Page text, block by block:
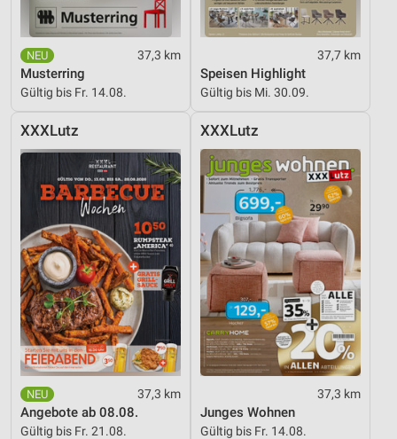
37,3 km
Musterring
Gültig bis Fr. 14.08.
37,7 km
Speisen Highlight
Gültig bis Mi. 30.09.
XXXLutz
37,3 km
Angebote ab 08.08.
Gültig bis Fr. 21.08.
XXXLutz
37,3 km
Junges Wohnen
Gültig bis Fr. 14.08.